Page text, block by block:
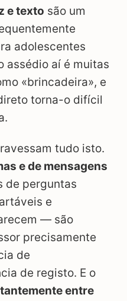
e texto são um
adolescentes
assédio aí é muitas
«brincadeira», e
torna-o difícil
tudo isto.
e de mensagens
perguntas
e
— são
precisamente
de
de registo. E o
entre